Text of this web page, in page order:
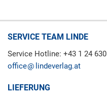
SERVICE TEAM LINDE
Service Hotline: +43 1 24 630
office
lindeverlag.at
LIEFERUNG